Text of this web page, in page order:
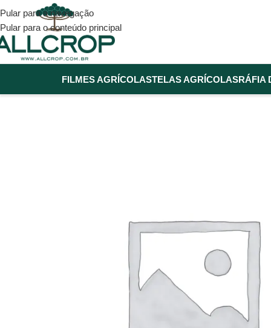
Pular para a navegação
Pular para o conteúdo principal
FILMES AGRÍCOLASTELAS AGRÍCOLASRÁFIA